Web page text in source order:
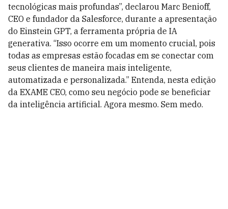
tecnológicas mais profundas”, declarou Marc Benioff,
CEO e fundador da Salesforce, durante a apresentação
do Einstein GPT, a ferramenta própria de IA
generativa. “Isso ocorre em um momento crucial, pois
todas as empresas estão focadas em se conectar com
seus clientes de maneira mais inteligente,
automatizada e personalizada.” Entenda, nesta edição
da EXAME CEO, como seu negócio pode se beneficiar
da inteligência artificial. Agora mesmo. Sem medo.